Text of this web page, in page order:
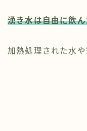
湧き水は自由に飲
加熱処理された水